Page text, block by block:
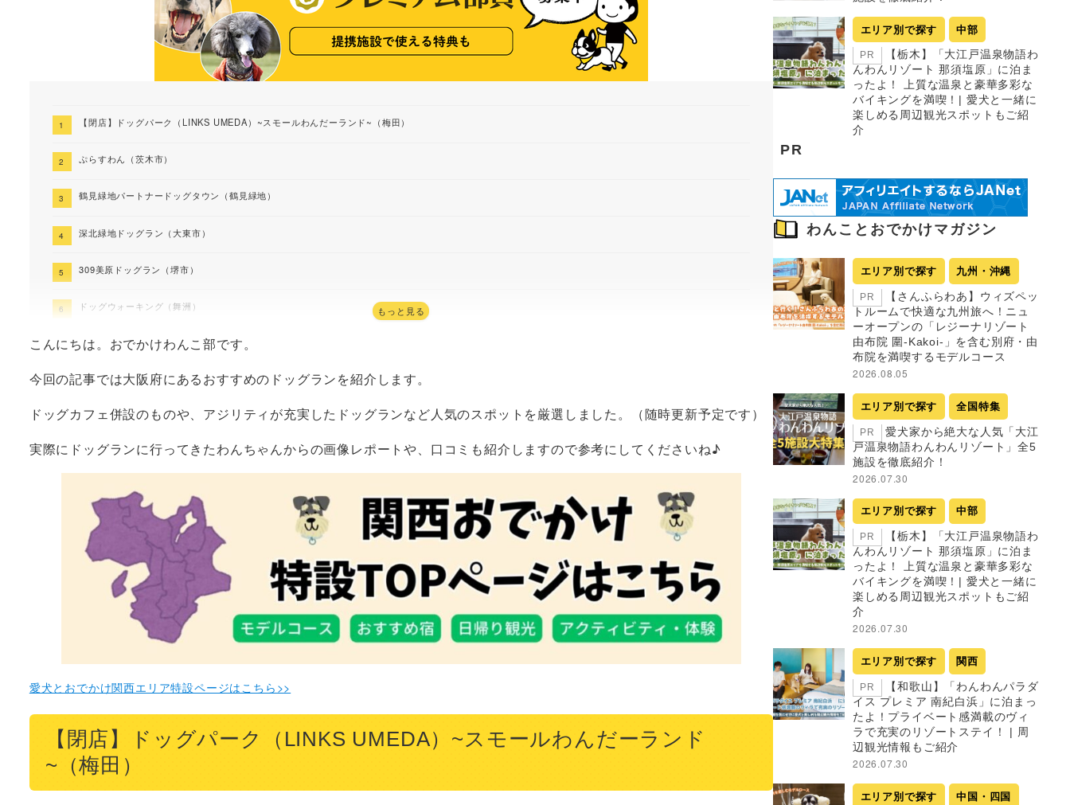
【閉店】ドッグパーク（LINKS UMEDA）~スモールわんだーランド~（梅田）
ぷらすわん（茨木市）
鶴見緑地パートナードッグタウン（鶴見緑地）
深北緑地ドッグラン（大東市）
309美原ドッグラン（堺市）
ドッグウォーキング（舞洲）
彩都なないろ公園ドッグラン（箕面市）
GRASS DOG&CAT てんしば店（天王寺）
住之江公園ドッグラン
海とのふれあい広場ドッグラン（堺市）
もっと見る
こんにちは。おでかけわんこ部です。
今回の記事では大阪府にあるおすすめのドッグランを紹介します。
ドッグカフェ併設のものや、アジリティが充実したドッグランなど人気のスポットを厳選しました。（随時更新予定です）
実際にドッグランに行ってきたわんちゃんからの画像レポートや、口コミも紹介しますので参考にしてくださいね♪
愛犬とおでかけ関西エリア特設ページはこちら>>
【閉店】ドッグパーク（LINKS UMEDA）~スモールわんだーランド
~（梅田）
エリア別で探す 中部
PR
【栃木】「大江戸温泉物語わ
んわんリゾート 那須塩原」に泊ま
ったよ！ 上質な温泉と豪華多彩な
バイキングを満喫！| 愛犬と一緒に
楽しめる周辺観光スポットもご紹
介
PR
わんことおでかけマガジン
エリア別で探す 九州・沖縄
PR
【さんふらわあ】ウィズペッ
トルームで快適な九州旅へ！ニュ
ーオープンの「レジーナリゾート
由布院 圍-Kakoi-」を含む別府・由
布院を満喫するモデルコース
2026.08.05
エリア別で探す 全国特集
PR
愛犬家から絶大な人気「大江
戸温泉物語わんわんリゾート」全5
施設を徹底紹介！
2026.07.30
エリア別で探す 中部
PR
【栃木】「大江戸温泉物語わ
んわんリゾート 那須塩原」に泊ま
ったよ！ 上質な温泉と豪華多彩な
バイキングを満喫！| 愛犬と一緒に
楽しめる周辺観光スポットもご紹
介
2026.07.30
エリア別で探す 関西
PR
【和歌山】「わんわんパラダ
イス プレミア 南紀白浜」に泊まっ
たよ！プライベート感満載のヴィ
ラで充実のリゾートステイ！ | 周
辺観光情報もご紹介
2026.07.30
エリア別で探す 中国・四国